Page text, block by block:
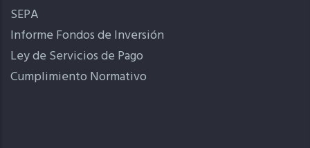
SEPA
Informe Fondos de Inversión
Ley de Servicios de Pago
Cumplimiento Normativo